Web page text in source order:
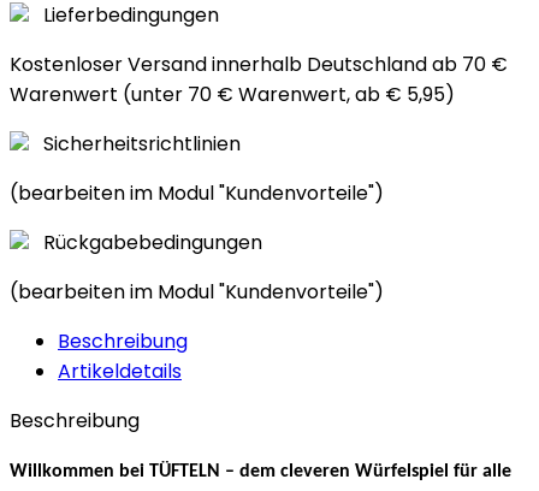
Lieferbedingungen
Kostenloser Versand innerhalb Deutschland ab 70 €
Warenwert (unter 70 € Warenwert, ab € 5,95)
Sicherheitsrichtlinien
(bearbeiten im Modul "Kundenvorteile")
Rückgabebedingungen
(bearbeiten im Modul "Kundenvorteile")
Beschreibung
Artikeldetails
Beschreibung
Willkommen bei TÜFTELN – dem cleveren Würfelspiel für alle